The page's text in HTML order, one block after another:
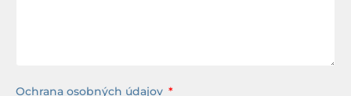
Ochrana osobných údajov